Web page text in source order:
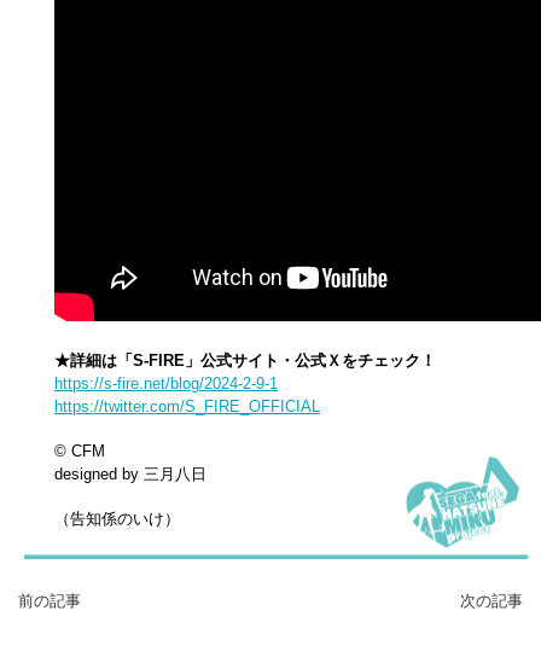
★詳細は「S-FIRE」公式サイト・公式Ｘをチェック！
https://s-fire.net/blog/2024-2-9-1
https://twitter.com/S_FIRE_OFFICIAL
© CFM
designed by 三月八日
（告知係のいけ）
前の記事 次の記事